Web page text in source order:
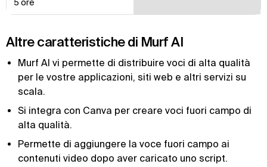
5 ore
Altre caratteristiche di Murf AI
Murf AI vi permette di distribuire voci di alta qualità
per le vostre applicazioni, siti web e altri servizi su
scala.
Si integra con Canva per creare voci fuori campo di
alta qualità.
Permette di aggiungere la voce fuori campo ai
contenuti video dopo aver caricato uno script.